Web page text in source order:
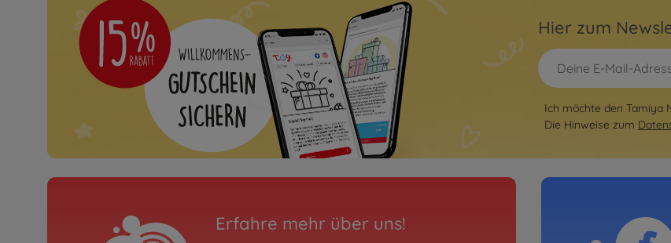
Hier zum
Ich möchte den Tamiya
Die Hinweise zum
Erfahre mehr über uns!